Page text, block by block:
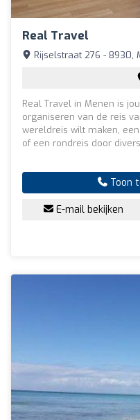
Real Travel
Rijselstraat 276 - 8930,
Real Travel in Menen is
organiseren van de reis
wereldreis wilt maken,
of een rondreis door
Toon
E-mail bekijken